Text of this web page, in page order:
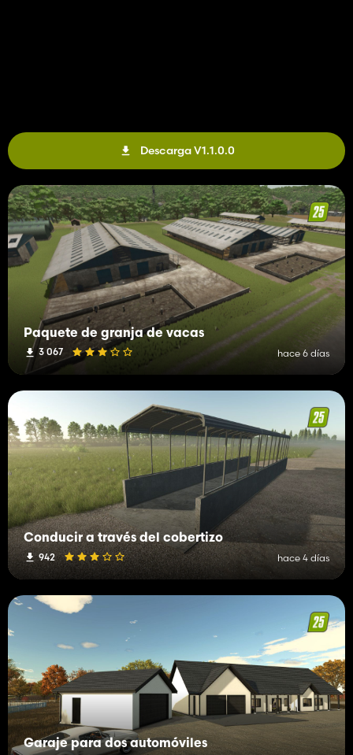
Descarga V1.1.0.0
Paquete de granja de vacas
3 067 hace 6 días
Conducir a través del cobertizo
942 hace 4 días
Garaje para dos automóviles